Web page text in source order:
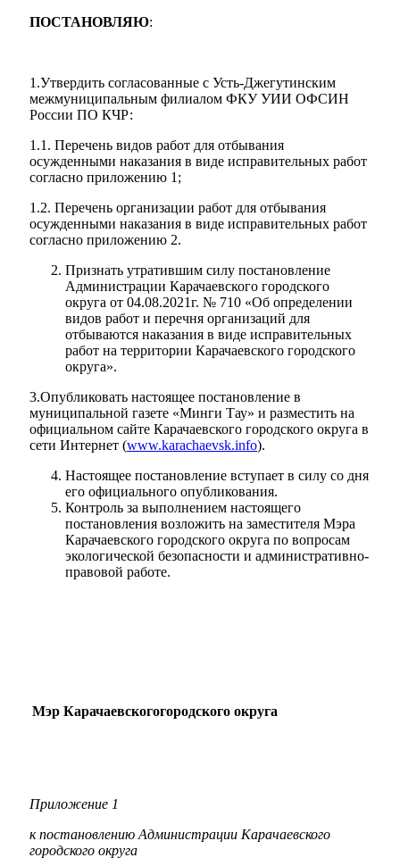
ПОСТАНОВЛЯЮ:
1.Утвердить согласованные с Усть-Джегутинским
межмуниципальным филиалом ФКУ УИИ ОФСИН
России ПО КЧР:
1.1. Перечень видов работ для отбывания
осужденными наказания в виде исправительных работ
согласно приложению 1;
1.2. Перечень организации работ для отбывания
осужденными наказания в виде исправительных работ
согласно приложению 2.
Признать утратившим силу постановление
Администрации Карачаевского городского
округа от 04.08.2021г. № 710 «Об определении
видов работ и перечня организаций для
отбываются наказания в виде исправительных
работ на территории Карачаевского городского
округа».
3.Опубликовать настоящее постановление в
муниципальной газете «Минги Тау» и разместить на
официальном сайте Карачаевского городского округа в
сети Интернет (www.karachaevsk.info).
Настоящее постановление вступает в силу со дня
его официального опубликования.
Контроль за выполнением настоящего
постановления возложить на заместителя Мэра
Карачаевского городского округа по вопросам
экологической безопасности и административно-
правовой работе.
Мэр Карачаевскогогородского округа
Приложение 1
к постановлению Администрации Карачаевского
городского округа